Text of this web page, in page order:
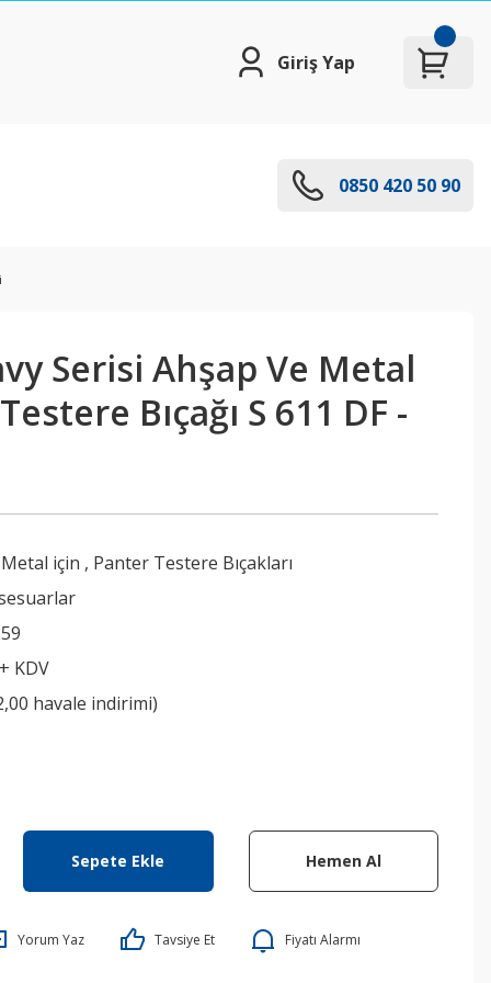
Giriş Yap
0850 420 50 90
Serisi Ahşap Ve Metal
Bıçağı S 611 DF -
için , Panter Testere Bıçakları
KDV
havale indirimi)
Sepete Ekle Hemen Al
Yorum Yaz Tavsiye Et Fiyatı Alarmı